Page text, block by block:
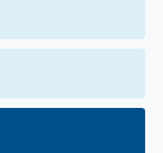
EU-
bzw.
und